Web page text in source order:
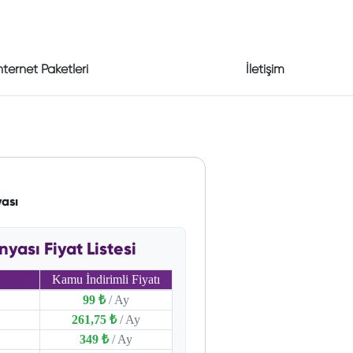
Paketleri İletişim
Fiyat Listesi
Kamu İndirimli Fiyatı
99 ₺ / Ay
261,75 ₺ / Ay
349 ₺ / Ay